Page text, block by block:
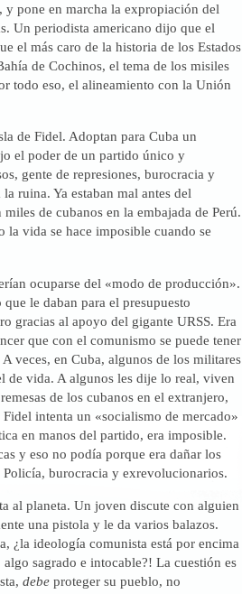
y pone en marcha la expropiación del
Un periodista americano dijo que el
el más caro de la historia de los Estados
de Cochinos, el tema de los misiles
todo eso, el alineamiento con la Unión
de Fidel. Adoptan para Cuba un
el poder de un partido único y
gente de represiones, burocracia y
ruina. Ya estaban mal antes del
de cubanos en la embajada de Perú.
la vida se hace imposible cuando se
ocuparse del «modo de producción».
le daban para el presupuesto
gracias al apoyo del gigante URSS. Era
que con el comunismo se puede tener
veces, en Cuba, algunos de los militares
de vida. A algunos les dije lo real, viven
de los cubanos en el extranjero,
intenta un «socialismo de mercado»
en manos del partido, era imposible.
y eso no podía porque era dañar los
burocracia y exrevolucionarios.
al planeta. Un joven discute con alguien
una pistola y le da varios balazos.
¿la ideología comunista está por encima
sagrado e intocable?! La cuestión es
debe proteger su pueblo, no